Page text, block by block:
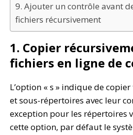
9. Ajouter un contrôle avant
fichiers récursivement
1. Copier
fichiers en ligne de
L’option « s » indique de
et sous-répertoires avec leur
exception pour les répertoires
cette option, par défaut le